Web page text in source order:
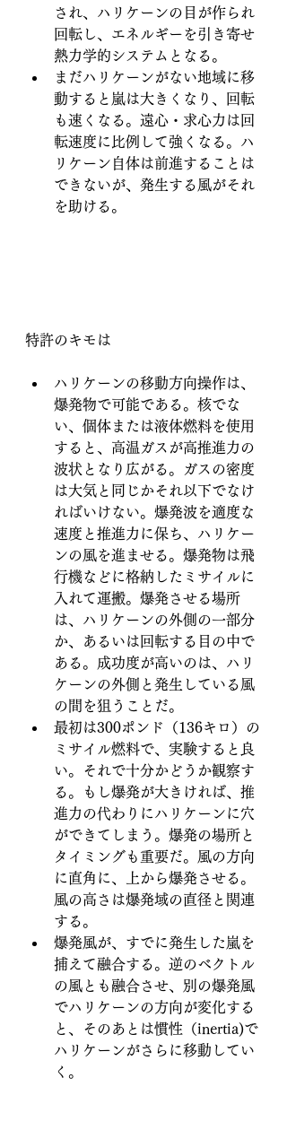
され、ハリケーンの目が作られ
回転し、エネルギーを引き寄せ
熱力学的システムとなる。
まだハリケーンがない地域に移
動すると嵐は大きくなり、回転
も速くなる。遠心・求心力は回
転速度に比例して強くなる。ハ
リケーン自体は前進することは
できないが、発生する風がそれ
を助ける。
特許のキモは
ハリケーンの移動方向操作は、
爆発物で可能である。核でな
い、個体または液体燃料を使用
すると、高温ガスが高推進力の
波状となり広がる。ガスの密度
は大気と同じかそれ以下でなけ
ればいけない。爆発波を適度な
速度と推進力に保ち、ハリケー
ンの風を進ませる。爆発物は飛
行機などに格納したミサイルに
入れて運搬。爆発させる場所
は、ハリケーンの外側の一部分
か、あるいは回転する目の中で
ある。成功度が高いのは、ハリ
ケーンの外側と発生している風
の間を狙うことだ。
最初は300ポンド（136キロ）の
ミサイル燃料で、実験すると良
い。それで十分かどうか観察す
る。もし爆発が大きければ、推
進力の代わりにハリケーンに穴
ができてしまう。爆発の場所と
タイミングも重要だ。風の方向
に直角に、上から爆発させる。
風の高さは爆発域の直径と関連
する。
爆発風が、すでに発生した嵐を
捕えて融合する。逆のベクトル
の風とも融合させ、別の爆発風
でハリケーンの方向が変化する
と、そのあとは慣性（inertia)で
ハリケーンがさらに移動してい
く。